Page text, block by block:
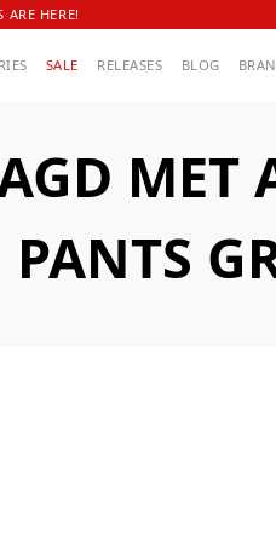
ARE HERE!
SALE RELEASES BLOG
MET